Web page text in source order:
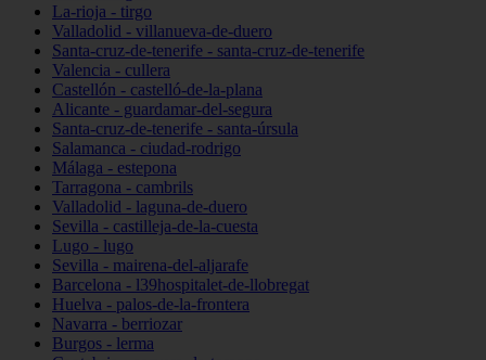
La-rioja - tirgo
Valladolid - villanueva-de-duero
Santa-cruz-de-tenerife - santa-cruz-de-tenerife
Valencia - cullera
Castellón - castelló-de-la-plana
Alicante - guardamar-del-segura
Santa-cruz-de-tenerife - santa-úrsula
Salamanca - ciudad-rodrigo
Málaga - estepona
Tarragona - cambrils
Valladolid - laguna-de-duero
Sevilla - castilleja-de-la-cuesta
Lugo - lugo
Sevilla - mairena-del-aljarafe
Barcelona - l39hospitalet-de-llobregat
Huelva - palos-de-la-frontera
Navarra - berriozar
Burgos - lerma